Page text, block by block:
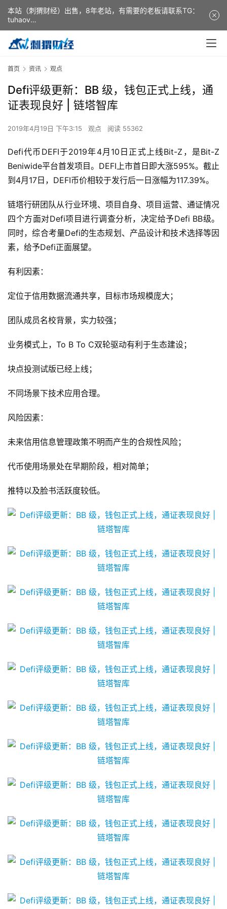
首页 资讯 观点
Defi评级更新：BB 级，钱包正式上线，通
证表现良好 | 链塔智库
2019年4月19日 下午3:15 观点 阅读 55362
Defi代币DEFI于2019年4月10日正式上线Bit-Z，是Bit-Z
Beniwide平台首发项目。DEFI上市首日即大涨595%。截止
到4月17日，DEFI币价相较于发行后一日涨幅为117.39%。
链塔行研团队从行业环境、项目自身、项目运营、通证情况
四个方面对Defi项目进行调查分析，决定给予Defi BB级。
同时，综合考量Defi的生态规划、产品设计和技术选择等因
素，给予Defi正面展望。
有利因素：
定位于信用数据流通共享，目标市场规模庞大；
团队成员名校背景，实力较强；
业务模式上，To B To C双轮驱动有利于生态建设；
块点投测试版已经上线；
不同场景下技术应用合理。
风险因素：
未来信用信息管理政策不明而产生的合规性风险；
代币使用场景处在早期阶段，相对简单；
推特以及脸书活跃度较低。
本站（刺猬财经）出售，8年老站，有需要的老板请联系TG：
tuhaov
This website (ciweicaijing) is for sale. It is a 8-year-old
website. If you need it, please contact TG: tuhaov